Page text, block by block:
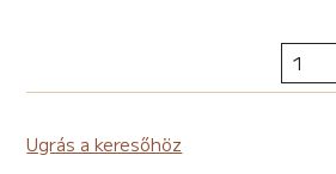
Ugrás a keresőhöz